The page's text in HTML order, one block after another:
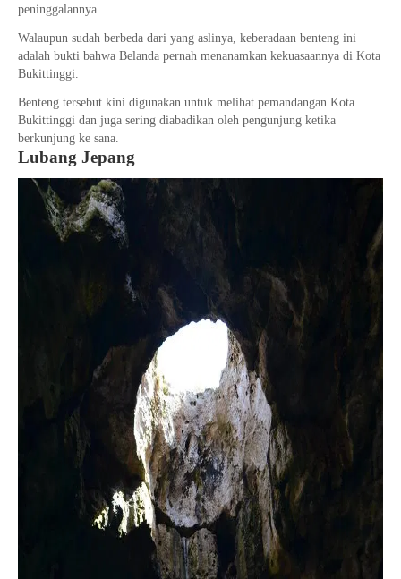
peninggalannya.
Walaupun sudah berbeda dari yang aslinya, keberadaan benteng ini
adalah bukti bahwa Belanda pernah menanamkan kekuasaannya di Kota
Bukittinggi.
Benteng tersebut kini digunakan untuk melihat pemandangan Kota
Bukittinggi dan juga sering diabadikan oleh pengunjung ketika
berkunjung ke sana.
Lubang Jepang